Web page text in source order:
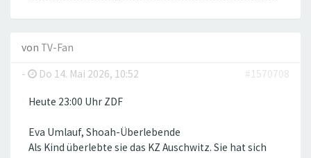
von TV-Fan
-
Do 14. Mai 2026, 10:52 #1570708
Heute 23:00 Uhr ZDF
Eva Umlauf, Shoah-Überlebende
Als Kind überlebte sie das KZ Auschwitz. Sie hat sich